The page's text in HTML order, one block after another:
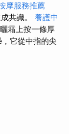
摩服務推薦
共識。 養護中
霜上按一條厚
它從中指的尖